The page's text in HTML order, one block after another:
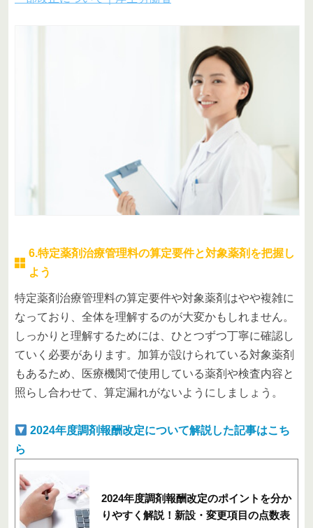
6.特定薬剤治療管理料の算定要件と対象薬剤を把握し
よう
特定薬剤治療管理料の算定要件や対象薬剤はやや複雑に
なっており、全体を理解するのが大変かもしれません。
しっかりと理解するためには、ひとつずつ丁寧に確認し
ていく必要があります。加算が設けられている対象薬剤
もあるため、医療機関で使用している薬剤や検査内容と
照らし合わせて、算定漏れがないようにしましょう。
2024年度調剤報酬改定について解説した記事はこち
ら
2024年度調剤報酬改定のポイントを分か
りやすく解説！新設・変更項目の点数表